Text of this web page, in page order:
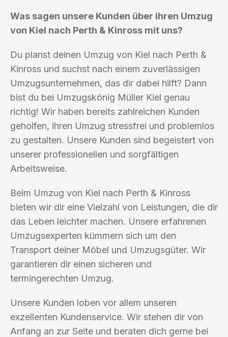
Was sagen unsere Kunden über ihren Umzug
von Kiel nach Perth & Kinross mit uns?
Du planst deinen Umzug von Kiel nach Perth &
Kinross und suchst nach einem zuverlässigen
Umzugsunternehmen, das dir dabei hilft? Dann
bist du bei Umzugskönig Müller Kiel genau
richtig! Wir haben bereits zahlreichen Kunden
geholfen, ihren Umzug stressfrei und problemlos
zu gestalten. Unsere Kunden sind begeistert von
unserer professionellen und sorgfältigen
Arbeitsweise.
Beim Umzug von Kiel nach Perth & Kinross
bieten wir dir eine Vielzahl von Leistungen, die dir
das Leben leichter machen. Unsere erfahrenen
Umzugsexperten kümmern sich um den
Transport deiner Möbel und Umzugsgüter. Wir
garantieren dir einen sicheren und
termingerechten Umzug.
Unsere Kunden loben vor allem unseren
exzellenten Kundenservice. Wir stehen dir von
Anfang an zur Seite und beraten dich gerne bei